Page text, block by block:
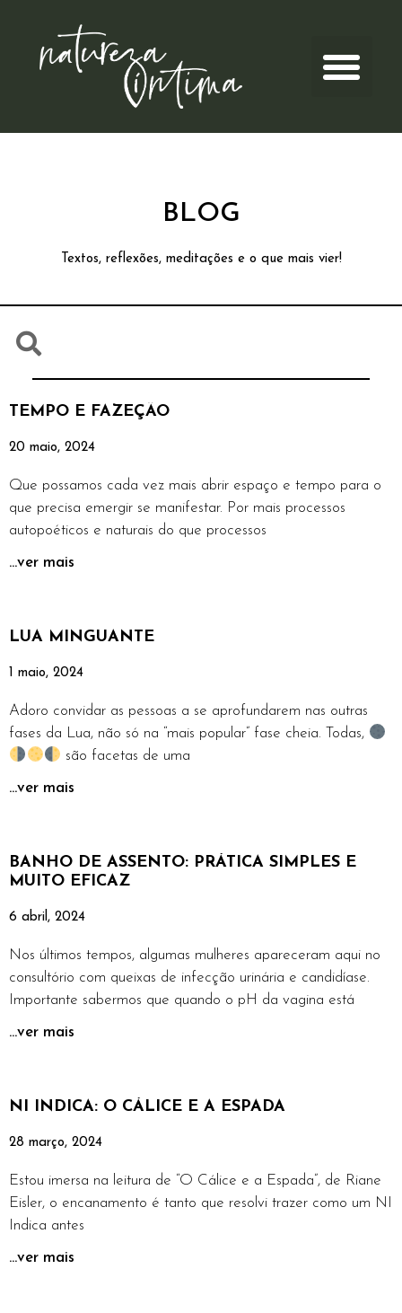
BLOG
Textos, reflexões, meditações e o que mais vier!
TEMPO E FAZEÇÃO
20 maio, 2024
Que possamos cada vez mais abrir espaço e tempo para o
que precisa emergir se manifestar. Por mais processos
autopoéticos e naturais do que processos
...ver mais
LUA MINGUANTE
1 maio, 2024
Adoro convidar as pessoas a se aprofundarem nas outras
fases da Lua, não só na “mais popular” fase cheia. Todas,
são facetas de uma
...ver mais
BANHO DE ASSENTO: PRÁTICA SIMPLES E
MUITO EFICAZ
6 abril, 2024
Nos últimos tempos, algumas mulheres apareceram aqui no
consultório com queixas de infecção urinária e candidíase.
Importante sabermos que quando o pH da vagina está
...ver mais
NI INDICA: O CÁLICE E A ESPADA
28 março, 2024
Estou imersa na leitura de “O Cálice e a Espada”, de Riane
Eisler, o encanamento é tanto que resolvi trazer como um NI
Indica antes
...ver mais